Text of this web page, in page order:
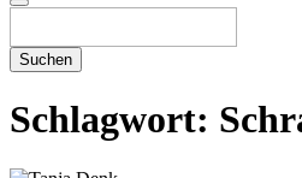
Suchen
Schlagwort: